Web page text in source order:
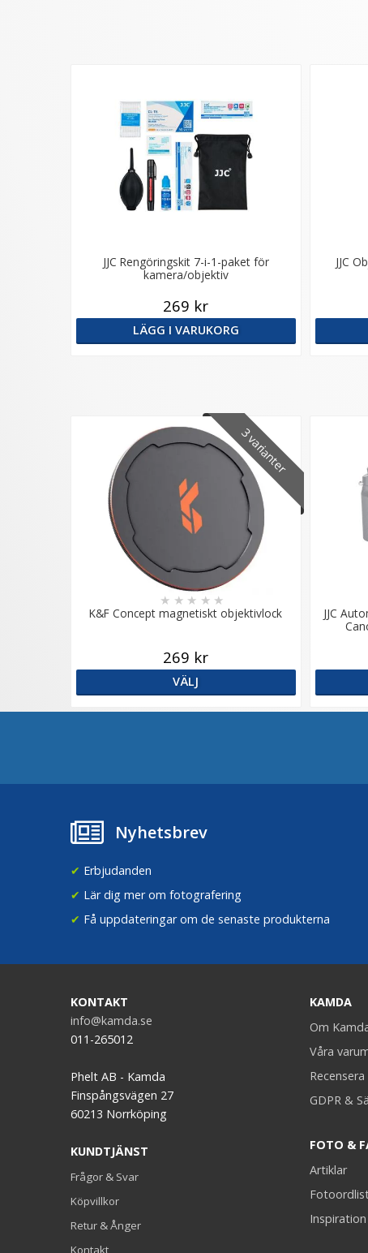
JJC Rengöringskit 7-i-1-paket för
kamera/objektiv
269 kr
LÄGG I VARUKORG
JJC
3 varianter
K&F Concept magnetiskt objektivlock
★ ★ ★ ★ ★
269 kr
VÄLJ
JJC
Nyhetsbrev
✔ Erbjudanden
✔ Lär dig mer om fotografering
✔ Få uppdateringar om de senaste produkterna
KONTAKT
info@kamda.se
011-265012
Phelt AB - Kamda
Finspångsvägen 27
60213 Norrköping
KUNDTJÄNST
Frågor & Svar
Köpvillkor
Retur & Ånger
Kontakt
KAMDA
Om
Våra
GDPR &
FOTO &
Artiklar
Inspiration